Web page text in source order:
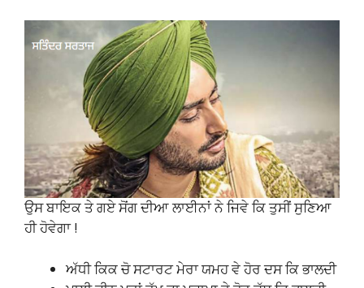
ਉਸ ਬਾਇਕ ਤੇ ਗਏ ਸੋਂਗ ਦੀਆ ਲਾਈਨਾਂ ਨੇ ਜਿਵੇ ਕਿ ਤੁਸੀਂ ਸੁਣਿਆ
ਹੀ ਹੋਵੇਗਾ !
ਅੱਧੀ ਕਿਕ ਚੋ ਸਟਾਰਟ ਮੇਰਾ ਯਮਹ ਵੇ ਹੋਰ ਦਸ ਕਿ ਭਾਲਦੀ